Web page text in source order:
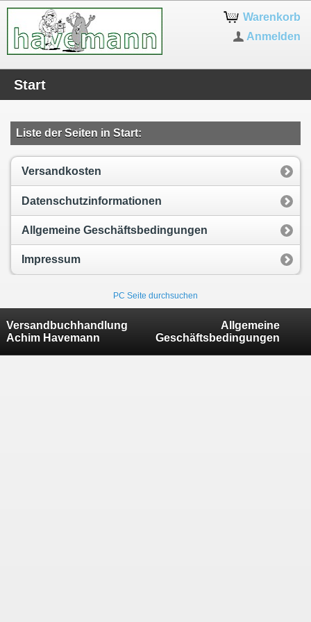
Warenkorb
Anmelden
Start
Liste der Seiten in Start:
Versandkosten
Datenschutzinformationen
Allgemeine Geschäftsbedingungen
Impressum
PC Seite durchsuchen
Versandbuchhandlung
Achim Havemann
Allgemeine
Geschäftsbedingungen